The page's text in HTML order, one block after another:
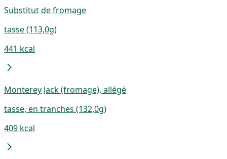
Substitut de fromage
tasse (113,0g)
441 kcal
Monterey Jack (fromage), allégé
tasse, en tranches (132,0g)
409 kcal